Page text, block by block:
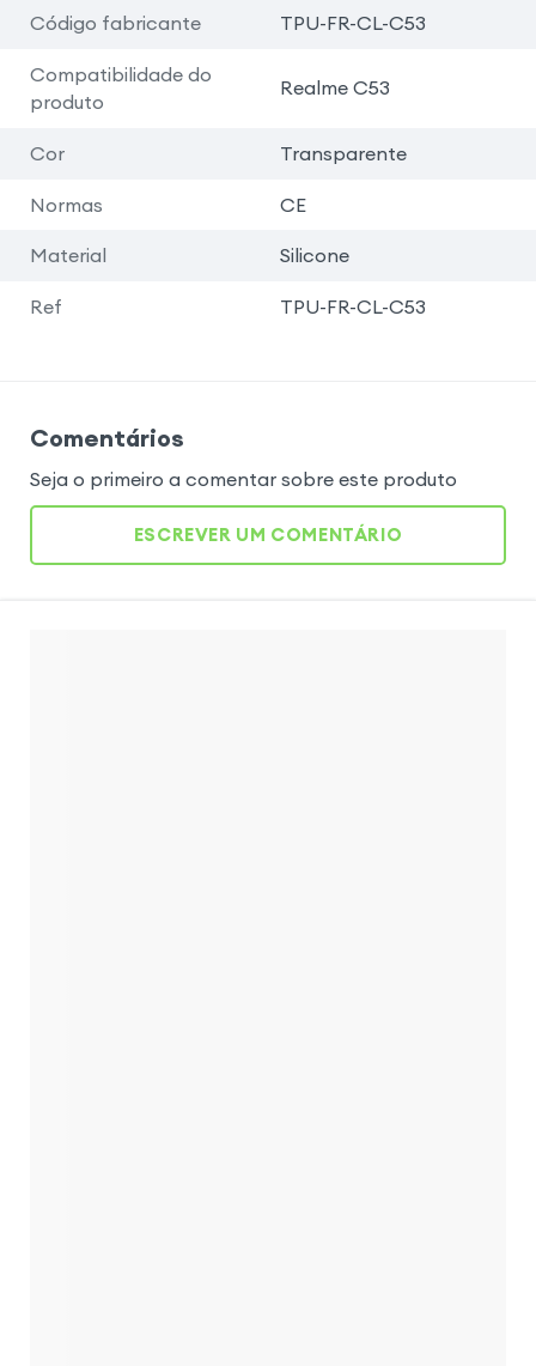
Código fabricante TPU-FR-CL-C53
Compatibilidade do
produto
Realme C53
Cor Transparente
Normas CE
Material Silicone
Ref TPU-FR-CL-C53
Comentários
Seja o primeiro a comentar sobre este produto
ESCREVER UM COMENTÁRIO